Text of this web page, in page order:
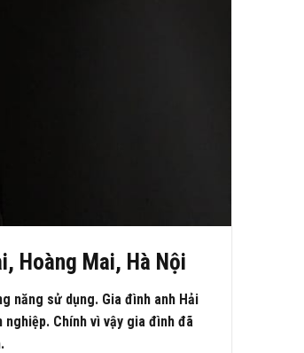
Hoàng Mai, Hà Nội
năng sử dụng. Gia đình anh Hải
Chính vì vậy gia đình đã